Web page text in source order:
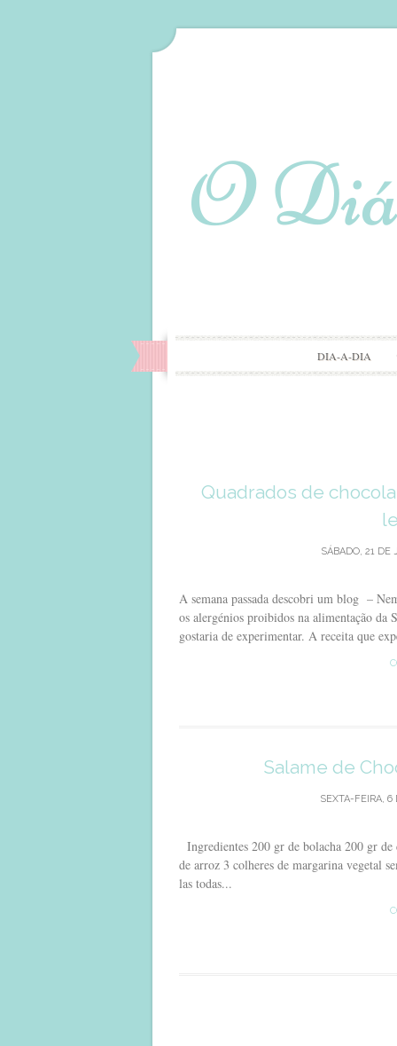
DIA-A-DIA
Quadrados de
SÁBADO, 21 DE
A semana passada descobri um blog –
os alergénios proibidos na alimentação
gostaria de experimentar. A receita que
Salame de
SEXTA-FEIRA,
Ingredientes 200 gr de bolacha 200 gr
de arroz 3 colheres de margarina vegetal
las todas...